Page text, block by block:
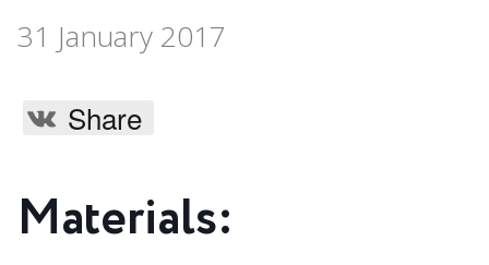
31 January 2017
Share
Materials: